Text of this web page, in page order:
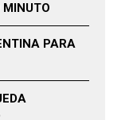
PARA